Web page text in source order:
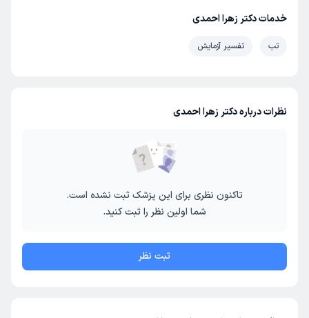
خدمات دکتر زهرا احمدی
تب تفسیر آزمایش
نظرات درباره دکتر زهرا احمدی
تاکنون نظری برای این پزشک ثبت نشده است.
شما اولین نظر را ثبت کنید.
ثبت نظر